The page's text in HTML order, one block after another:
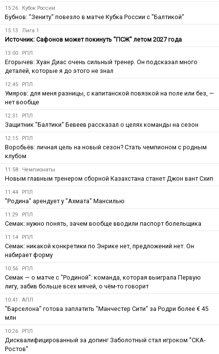
15:26 Кубок России
Бубнов: "Зениту" повезло в матче Кубка России с "Балтикой"
15:13 Лига 1
Источник: Сафонов может покинуть "ПСЖ" летом 2027 года
13:00 РПЛ
Егорычев: Хуан Диас очень сильный тренер. Он подсказал много
деталей, которые я до этого не знал
12:45 РПЛ
Умяров: для меня разницы, с капитанской повязкой на поле или без, —
нет вообще
12:31 РПЛ
Защитник "Балтики" Бевеев рассказал о целях команды на сезон
12:15 РПЛ
Воробьёв: личная цель на новый сезон? Стать чемпионом с родным
клубом
11:58 Чемпионаты
Новым главным тренером сборной Казахстана станет Джон вант Схип
11:44 РПЛ
"Родина" арендует у "Ахмата" Мансилью
11:29 РПЛ
Семак: нужно понять, зачем вообще вводили паспорт болельщика
11:14 РПЛ
Семак: никакой конкретики по Энрике нет, предложений нет. Он
набирает форму
10:56 РПЛ
Семак — о матче с "Родиной": команда, которая выиграла Первую
лигу, забив больше всех мячей, о чём-то говорит
10:41 АПЛ
"Барселона" готова заплатить "Манчестер Сити" за Родри более € 45
млн
10:26 РПЛ
Дисквалифицированный за допинг Заболотный стал игроком "СКА-
Ростов"